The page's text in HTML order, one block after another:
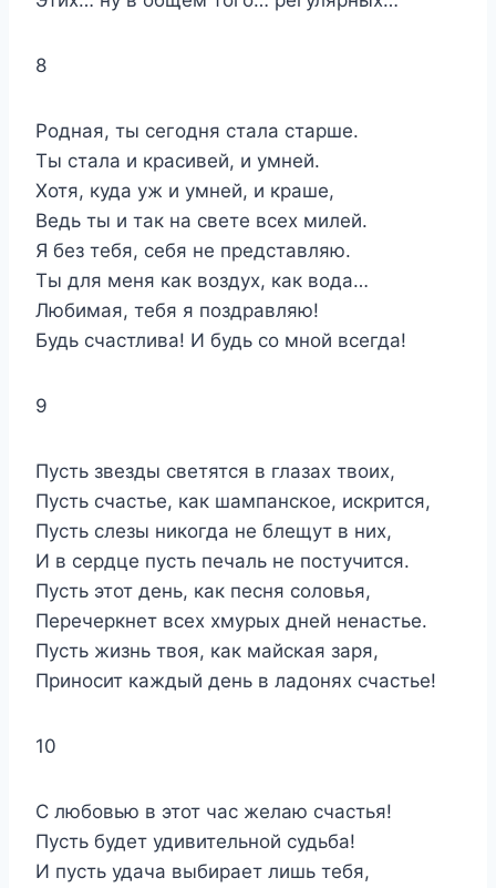
8
Родная, ты сегодня стала старше.
Ты стала и красивей, и умней.
Хотя, куда уж и умней, и краше,
Ведь ты и так на свете всех милей.
Я без тебя, себя не представляю.
Ты для меня как воздух, как вода…
Любимая, тебя я поздравляю!
Будь счастлива! И будь со мной всегда!
9
Пусть звезды светятся в глазах твоих,
Пусть счастье, как шампанское, искрится,
Пусть слезы никогда не блещут в них,
И в сердце пусть печаль не постучится.
Пусть этот день, как песня соловья,
Перечеркнет всех хмурых дней ненастье.
Пусть жизнь твоя, как майская заря,
Приносит каждый день в ладонях счастье!
10
С любовью в этот час желаю счастья!
Пусть будет удивительной судьба!
И пусть удача выбирает лишь тебя,